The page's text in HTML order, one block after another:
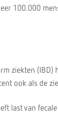
100.000
ziekten (IBD)
ook als de
last van